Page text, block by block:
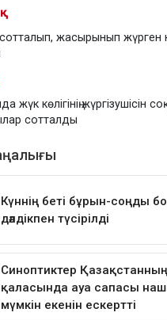
сотталып, жасырынып жүрген
көлігінің жүргізушісін
сотталды